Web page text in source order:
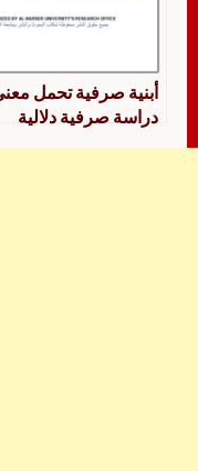
أبنية صرفية تحمل
دراسة صرفية دلالية